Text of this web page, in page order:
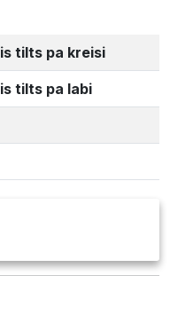
tilts pa kreisi
tilts pa labi